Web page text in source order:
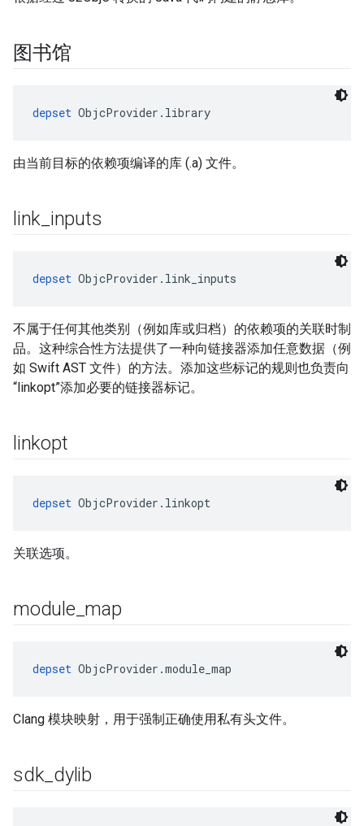
图书馆
depset ObjcProvider.library
由当前目标的依赖项编译的库 (.a) 文件。
link inputs
depset ObjcProvider.link_inputs
不属于任何其他类别（例如库或归档）的依赖项的关联时制
品。这种综合性方法提供了一种向链接器添加任意数据（例
如 Swift AST 文件）的方法。添加这些标记的规则也负责向
“linkopt”添加必要的链接器标记。
linkopt
depset ObjcProvider.linkopt
关联选项。
module map
depset ObjcProvider.module_map
Clang 模块映射，用于强制正确使用私有头文件。
sdk_ dylib